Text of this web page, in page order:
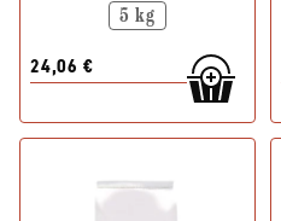
5 kg
24,06 €